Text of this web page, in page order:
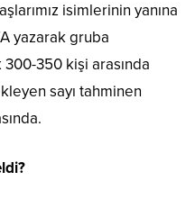
isimlerinin yanına
yazarak gruba
300-350 kişi arasında
sayı tahminen